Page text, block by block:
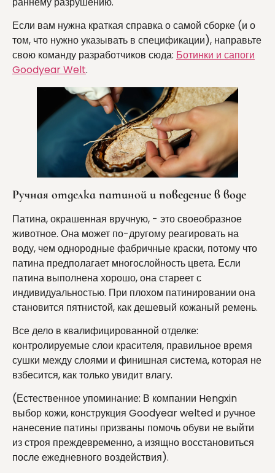
Если вам нужна краткая справка о самой сборке (и о
том, что нужно указывать в спецификации), направьте
свою команду разработчиков сюда: Ботинки и сапоги
Goodyear Welt.
Ручная отделка патиной и поведение в воде
Патина, окрашенная вручную, - это своеобразное
животное. Она может по-другому реагировать на
воду, чем однородные фабричные краски, потому что
патина предполагает многослойность цвета. Если
патина выполнена хорошо, она стареет с
индивидуальностью. При плохом патинировании она
становится пятнистой, как дешевый кожаный ремень.
Все дело в квалифицированной отделке:
контролируемые слои красителя, правильное время
сушки между слоями и финишная система, которая не
взбесится, как только увидит влагу.
(Естественное упоминание: В компании Hengxin
выбор кожи, конструкция Goodyear welted и ручное
нанесение патины призваны помочь обуви не выйти
из строя преждевременно, а изящно восстановиться
после ежедневного воздействия).